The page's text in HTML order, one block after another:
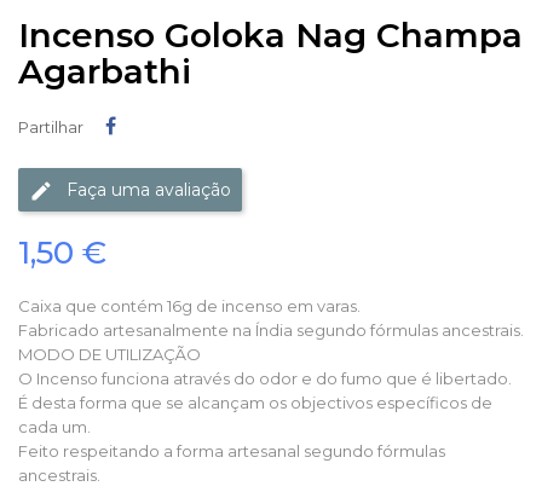
Incenso Goloka Nag Champa
Agarbathi
Partilhar
Faça uma avaliação
1,50 €
Caixa que contém 16g de incenso em varas.
Fabricado artesanalmente na Índia segundo fórmulas ancestrais.
MODO DE UTILIZAÇÃO
O Incenso funciona através do odor e do fumo que é libertado.
É desta forma que se alcançam os objectivos específicos de
cada um.
Feito respeitando a forma artesanal segundo fórmulas
ancestrais.